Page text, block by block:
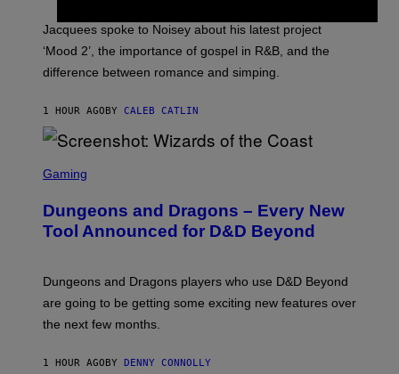
M
K
I
R
Jacquees spoke to Noisey about his latest project
‘Mood 2’, the importance of gospel in R&B, and the
difference between romance and simping.
1 HOUR AGOBY CALEB CATLIN
C
N
S
T
W
I
Z
R
Gaming
Dungeons and Dragons – Every New
Tool Announced for D&D Beyond
Dungeons and Dragons players who use D&D Beyond
are going to be getting some exciting new features over
the next few months.
1 HOUR AGOBY DENNY CONNOLLY